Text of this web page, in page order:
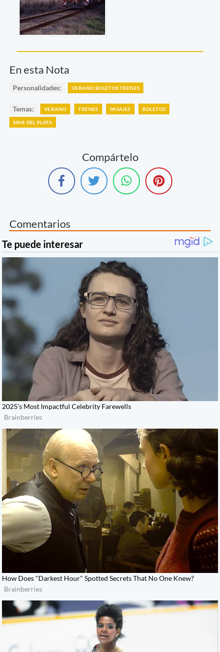
En esta Nota
Personalidades: VERANO BOLETOS TRENES
Temas: VERANO TRENES PASAJES BOLETOS
MAR DEL PLATA
Compártelo
Comentarios